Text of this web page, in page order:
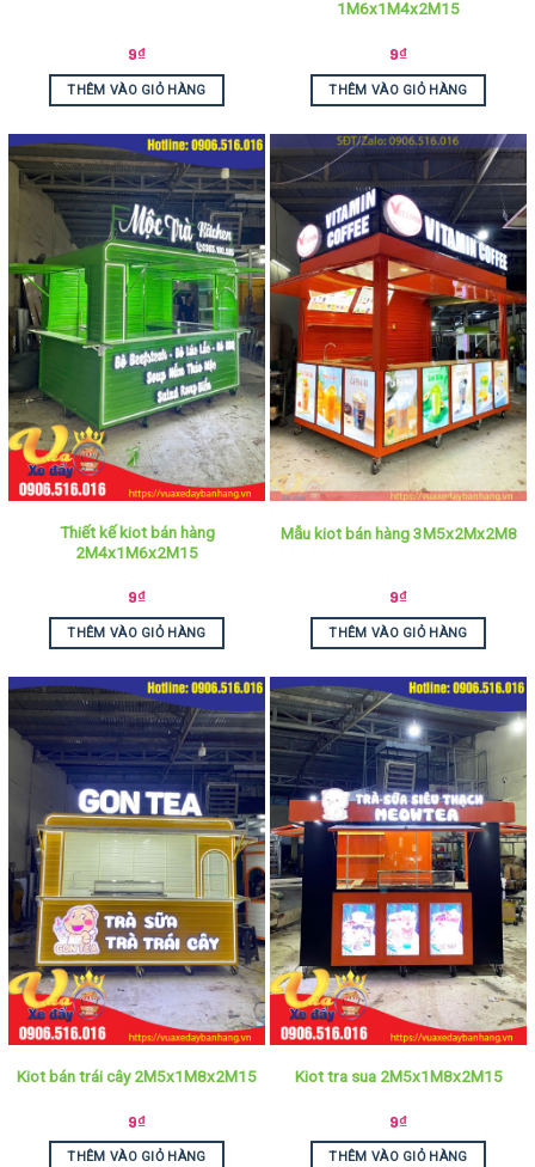
9₫
THÊM VÀO GIỎ HÀNG
1M6x1M4x2M15
9₫
THÊM VÀO GIỎ HÀNG
Thiết kế kiot bán hàng
2M4x1M6x2M15
9₫
THÊM VÀO GIỎ HÀNG
Mẫu kiot bán hàng 3M5x2Mx2M8
9₫
THÊM VÀO GIỎ HÀNG
Kiot bán trái cây 2M5x1M8x2M15
9₫
THÊM VÀO GIỎ HÀNG
Kiot tra sua 2M5x1M8x2M15
9₫
THÊM VÀO GIỎ HÀNG